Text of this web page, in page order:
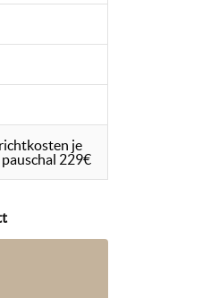
je
229€